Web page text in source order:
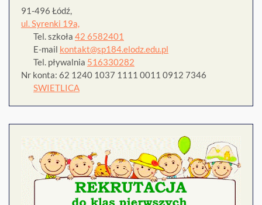
91-496 Łódź,
ul. Syrenki 19a,
Tel. szkoła 42 6582401
E-mail kontakt@sp184.elodz.edu.pl
Tel. pływalnia 516330282
Nr konta: 62 1240 1037 1111 0011 0912 7346
SWIETLICA